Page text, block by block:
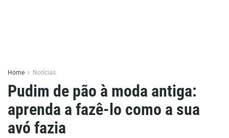
Home Notícias
Pudim de pão à moda antiga:
aprenda a fazê-lo como a sua
avó fazia